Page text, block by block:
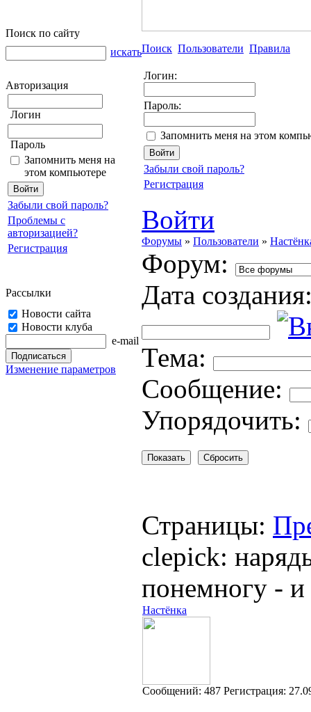
Поиск по сайту
искать
Авторизация
Логин
Пароль
Запомнить меня на
этом компьютере
Забыли свой пароль?
Проблемы с
авторизацией?
Регистрация
Рассылки
Новости сайта
Новости клуба
e-mail
Изменение параметров
Поиск Пользователи Правила
Логин:
Пароль:
Запомнить меня на этом
Забыли свой пароль?
Регистрация
Войти
Форумы » Пользователи »
Форум:
Дата
Тема:
Cooбщение:
Упорядочить:
Страницы:
clepick:
понемногу - и
Настёнка
Cообщений: 487 Регистрация: